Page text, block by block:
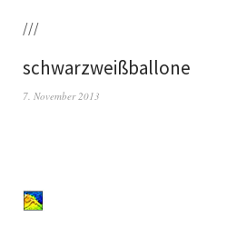
///
schwarzweißballone
7. November 2013